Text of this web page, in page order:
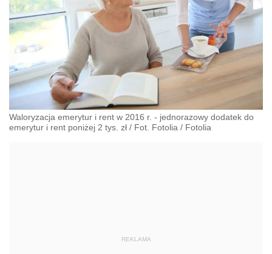
Waloryzacja emerytur i rent w 2016 r. - jednorazowy dodatek do
emerytur i rent poniżej 2 tys. zł / Fot. Fotolia / Fotolia